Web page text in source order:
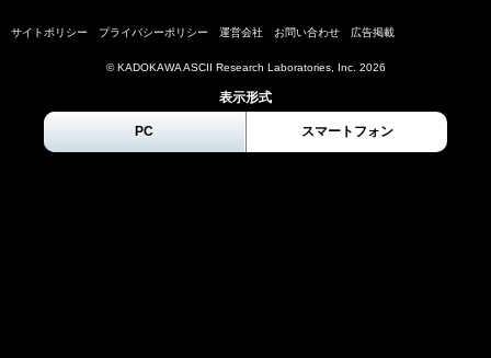
サイトポリシー プライバシーポリシー 運営会社 お問い合わせ 広告掲載
© KADOKAWA ASCII Research Laboratories, Inc. 2026
表示形式
PC スマートフォン